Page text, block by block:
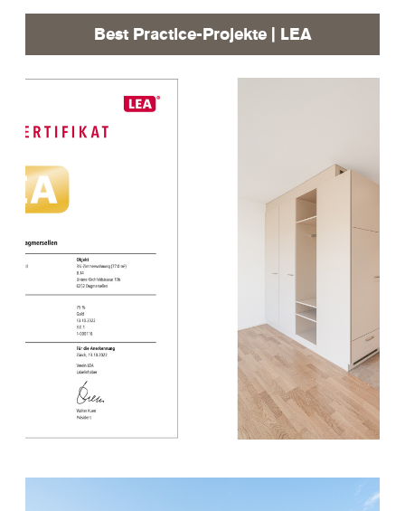
Best Practice-Projekte | LEA